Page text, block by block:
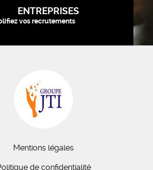
ENTREPRISES
vos recrutements
Mentions légales
de confidentialité